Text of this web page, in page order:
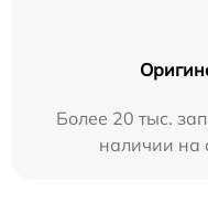
Более 20 тыс.
наличии на